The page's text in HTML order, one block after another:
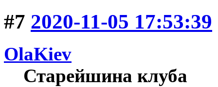
#7 2020-11-05 17:53:39
OlaKiev
Старейшина клуба